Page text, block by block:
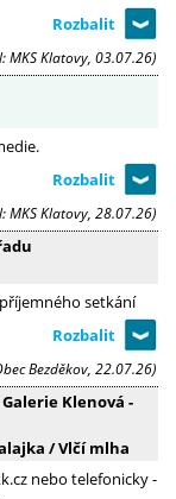
MKS Klatovy, 03.07.26)
MKS Klatovy, 28.07.26)
setkání
Bezděkov, 22.07.26)
Klenová -
/ Vlčí mlha
nebo telefonicky -